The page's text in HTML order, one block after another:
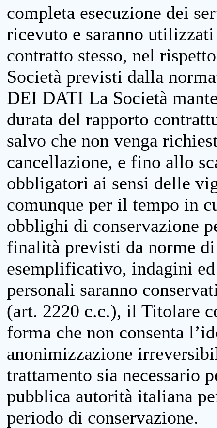
completa esecuzione dei
ricevuto e saranno
contratto stesso, nel
Società previsti dalla
DEI DATI La Società
durata del rapporto
salvo che non venga
cancellazione, e fino allo
obbligatori ai sensi delle
comunque per il tempo in
obblighi di conservazione
finalità previsti da norme
esemplificativo, indagini
personali saranno
(art. 2220 c.c.), il Titolare
forma che non consenta
anonimizzazione
trattamento sia necessario
pubblica autorità italiana
periodo di conservazione.